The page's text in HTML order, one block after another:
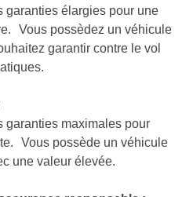
garanties élargies pour une
Vous possèdez un véhicule
garantir contre le vol
garanties maximales pour
Vous possède un véhicule
une valeur élevée.